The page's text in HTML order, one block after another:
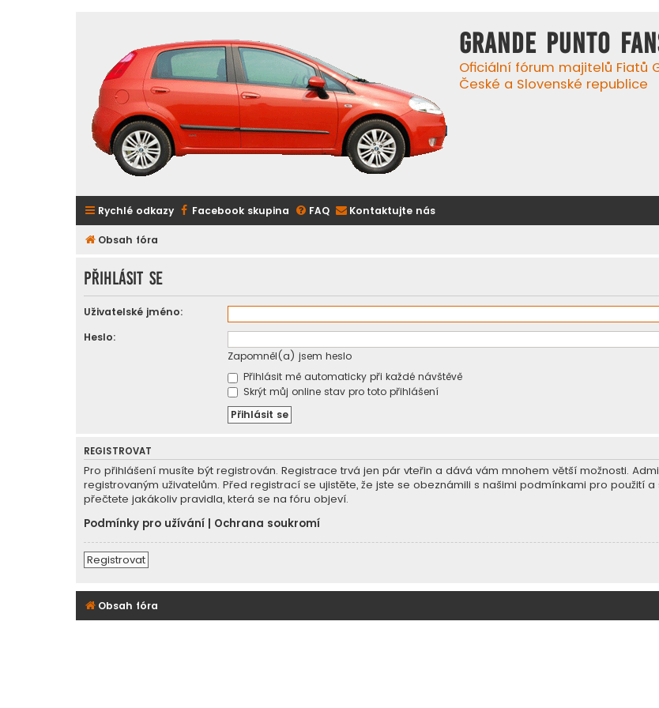
GRANDE PUNTO
Oficiální fórum majitelů Fiatů
České a Slovenské republice
Rychlé odkazy Facebook skupina FAQ Kontaktujte nás
Obsah fóra
Přihlásit se
Uživatelské jméno:
Heslo:
Zapomněl(a) jsem heslo
Přihlásit mě automaticky při každé návštěvě
Skrýt můj online stav pro toto přihlášení
REGISTROVAT
Pro přihlášení musíte být registrován. Registrace trvá jen pár vteřin a dává vám mnohem větší možnosti.
registrovaným uživatelům. Před registrací se ujistěte, že jste se obeznámili s našimi podmínkami pro použití
přečtete jakákoliv pravidla, která se na fóru objeví.
Podmínky pro užívání
Ochrana soukromí
Registrovat
Obsah fóra